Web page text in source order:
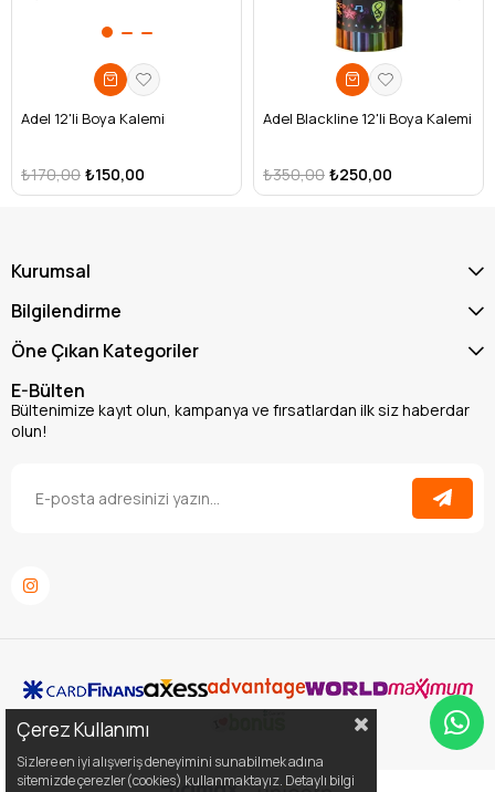
Adel 12'li Boya Kalemi
₺150,00
₺170,00
Adel Blackline 12'li Boya Kalemi
₺250,00
₺350,00
Kurumsal
Bilgilendirme
Öne Çıkan Kategoriler
E-Bülten
Bültenimize kayıt olun, kampanya ve fırsatlardan ilk siz haberdar
olun!
Çerez Kullanımı
Sizlere en iyi alışveriş deneyimini sunabilmek adına
sitemizde çerezler(cookies) kullanmaktayız. Detaylı bilgi